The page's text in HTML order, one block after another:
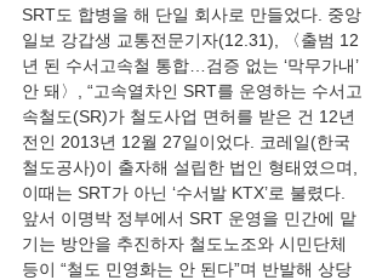
SRT도 합병을 해 단일 회사로 만들었다. 중앙
일보 강갑생 교통전문기자(12.31), 〈출범 12
년 된 수서고속철 통합…검증 없는 ‘막무가내’
안 돼〉, “고속열차인 SRT를 운영하는 수서고
속철도(SR)가 철도사업 면허를 받은 건 12년
전인 2013년 12월 27일이었다. 코레일(한국
철도공사)이 출자해 설립한 법인 형태였으며,
이때는 SRT가 아닌 ‘수서발 KTX’로 불렸다.
앞서 이명박 정부에서 SRT 운영을 민간에 맡
기는 방안을 추진하자 철도노조와 시민단체
등이 “철도 민영화는 안 된다”며 반발해 상당